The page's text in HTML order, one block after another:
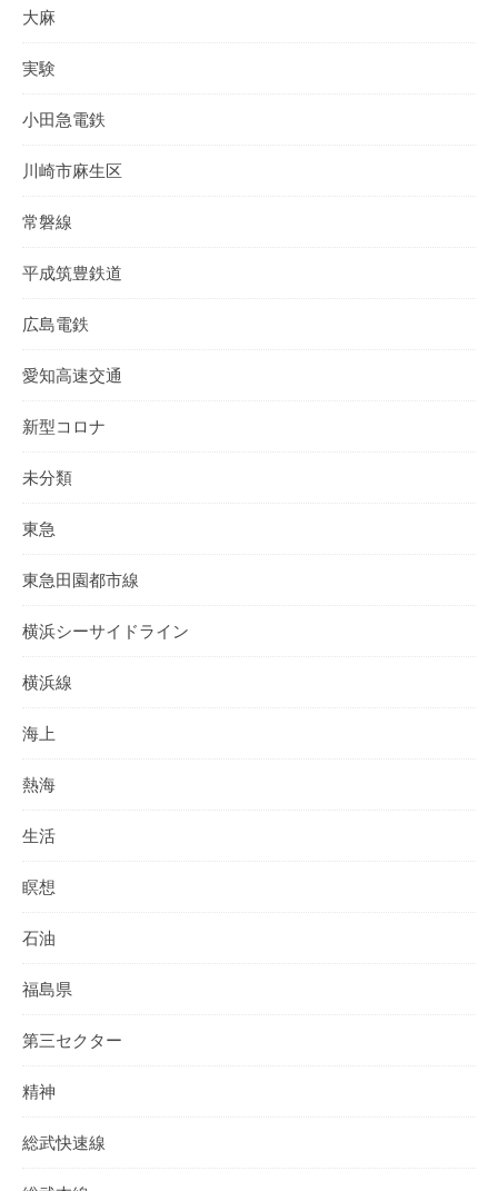
大麻
実験
小田急電鉄
川崎市麻生区
常磐線
平成筑豊鉄道
広島電鉄
愛知高速交通
新型コロナ
未分類
東急
東急田園都市線
横浜シーサイドライン
横浜線
海上
熱海
生活
瞑想
石油
福島県
第三セクター
精神
総武快速線